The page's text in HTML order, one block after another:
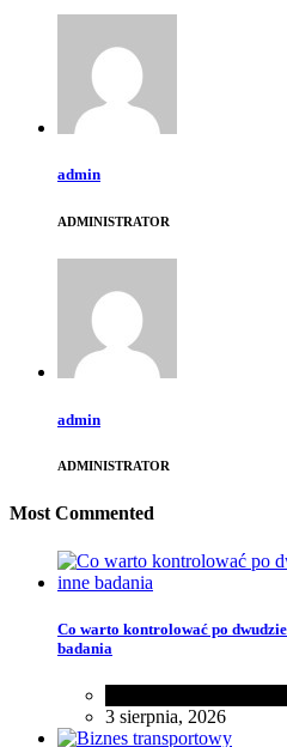
admin
ADMINISTRATOR
admin
ADMINISTRATOR
Most Commented
Co warto kontrolować po
badania
3 sierpnia, 2026